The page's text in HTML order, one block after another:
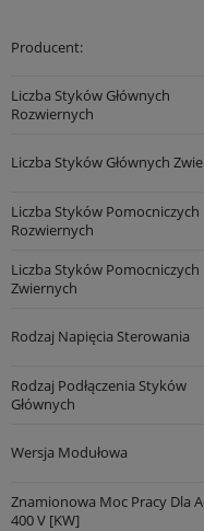
Producent:
Liczba Styków Głównych
Rozwiernych
Liczba Styków Głównych
Liczba Styków Pomocniczych
Rozwiernych
Liczba Styków Pomocniczych
Zwiernych
Rodzaj Napięcia Sterowania
Rodzaj Podłączenia Styków
Głównych
Wersja Modułowa
Znamionowa Moc Pracy Dla
400 V [kW]